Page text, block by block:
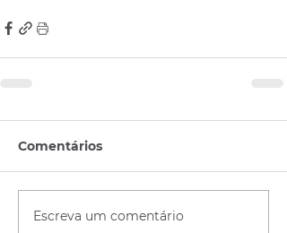
Comentários
Escreva um comentário